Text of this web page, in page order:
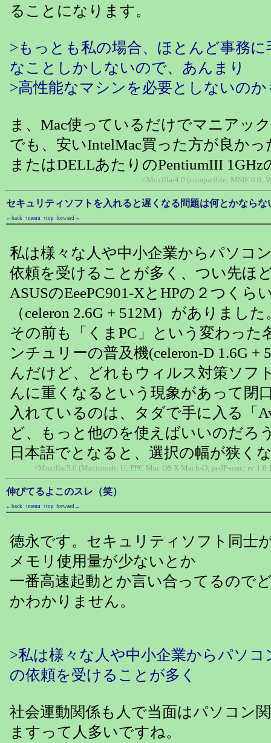
ることになります。
>もっとも私の場合、ほとんど事務
なことしかしないので、あんまり
>高性能なマシンを必要としないの
ま、Mac使っているだけでマニアッ
でも、安いIntelMac買った方が良か
またはDELLあたりのPentiumIII 1GHz
<Mozilla/4.0 (compatible; MSIE 6.0;
セキュリティソフトを入れると遅くなる問題は何とかならな
←back ↑menu ↑top forward→
私は様々な人や中小企業からパソコ
依頼を受けることが多く、つい先ほ
ASUSのEeePC901-XとHPの２つくら
（celeron 2.6G + 512M）がありました
その前も「くまPC」という変わった
ンチュリーの普及機(celeron-D 1.6G +
んだけど、どれもウィルス対策ソフ
んに重くなるという現象があって閉
入れているのは、タダで手に入る「
ど、もっと他のを使えばいいのだろ
日本語でとなると、選択の幅が狭く
<Mozilla/5.0 (Macintosh; U; PPC Mac OS X Mach-O; ja-JP-mac;
伸びてるよこのスレ（笑）
←back ↑menu ↑top forward→
徳永です。セキュリティソフト同士
メモリ使用量が少ないとか
一番高速起動とか言い合ってるので
かわかりません。
>私は様々な人や中小企業からパソコ
の依頼を受けることが多く
社会運動関係も人で当面はパソコン
ますって人多いですね。